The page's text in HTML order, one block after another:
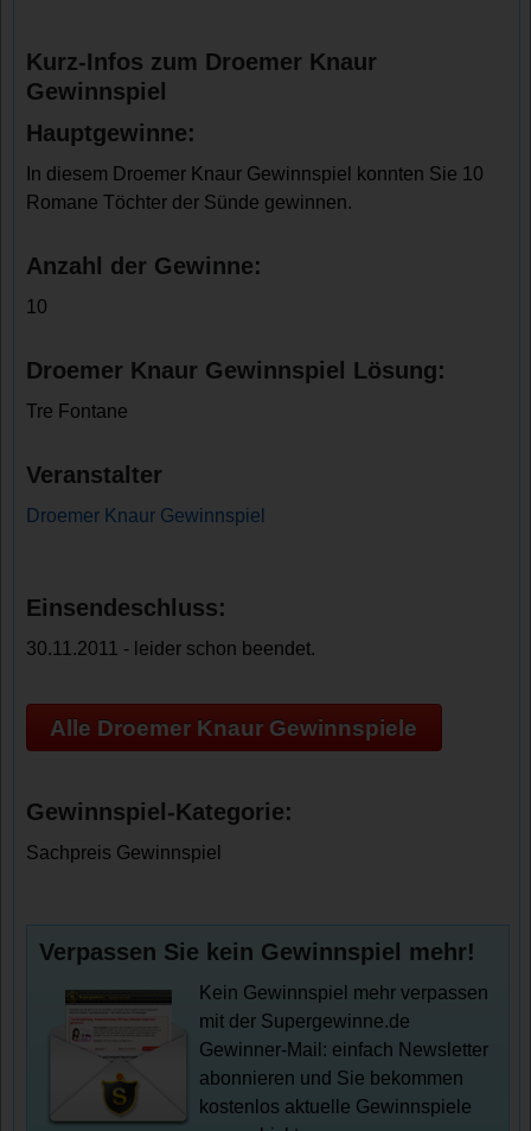
Kurz-Infos zum Droemer Knaur
Gewinnspiel
Hauptgewinne:
In diesem Droemer Knaur Gewinnspiel konnten Sie 10
Romane Töchter der Sünde gewinnen.
Anzahl der Gewinne:
10
Droemer Knaur Gewinnspiel Lösung:
Tre Fontane
Veranstalter
Droemer Knaur Gewinnspiel
Einsendeschluss:
30.11.2011 - leider schon beendet.
Alle Droemer Knaur Gewinnspiele
Gewinnspiel-Kategorie:
Sachpreis Gewinnspiel
Verpassen Sie kein Gewinnspiel mehr!
Kein Gewinnspiel mehr verpassen
mit der Supergewinne.de
Gewinner-Mail: einfach Newsletter
abonnieren und Sie bekommen
kostenlos aktuelle Gewinnspiele